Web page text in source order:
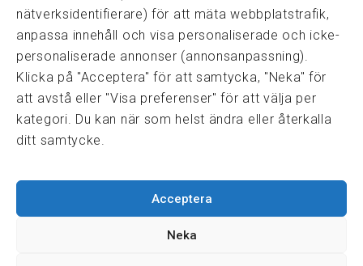
nätverksidentifierare) för att mäta webbplatstrafik,
anpassa innehåll och visa personaliserade och icke-
personaliserade annonser (annonsanpassning).
Klicka på "Acceptera" för att samtycka, "Neka" för
att avstå eller "Visa preferenser" för att välja per
kategori. Du kan när som helst ändra eller återkalla
ditt samtycke.
Acceptera
Neka
Prisexempel
Medarbetare
Policies & integritet
Information om Cookie-hantering och Google Analytics
Integritetspolicy
Dataskyddsförordningen
Samarbeten
Fastighetsmäklarinspektionen
FRN, Fastighetsmarknadens reklamationsnämnd